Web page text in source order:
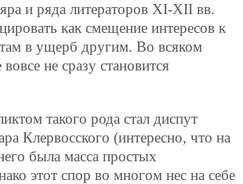
и ряда литераторов XI-XII вв.
как смещение интересов к
в ущерб другим. Во всяком
вовсе не сразу становится
такого рода стал диспут
Клервосского (интересно, что на
была масса простых
этот спор во многом нес на себе